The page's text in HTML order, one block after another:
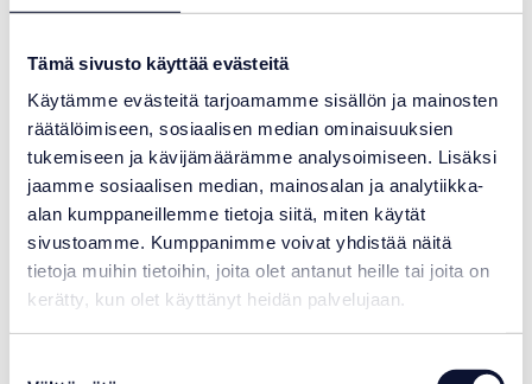
Tämä sivusto käyttää evästeitä
Käytämme evästeitä tarjoamamme sisällön ja mainosten
räätälöimiseen, sosiaalisen median ominaisuuksien
tukemiseen ja kävijämäärämme analysoimiseen. Lisäksi
jaamme sosiaalisen median, mainosalan ja analytiikka-
alan kumppaneillemme tietoja siitä, miten käytät
sivustoamme. Kumppanimme voivat yhdistää näitä
tietoja muihin tietoihin, joita olet antanut heille tai joita on
kerätty, kun olet käyttänyt heidän palvelujaan.
Varastotilanne:
Varastossa